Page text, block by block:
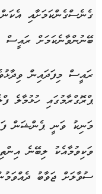
ގެނެސްގެންކަމަށާއި
ބޭނުންވާނެކަމަށް ރައީސް
ރައީސް މިފަދައިން
މަނިކު ވަނީ ޕެންޝަން
ވަކިވުމާއެކު ލިބޭނެ
ސުވާލަށް ޖަވާބު